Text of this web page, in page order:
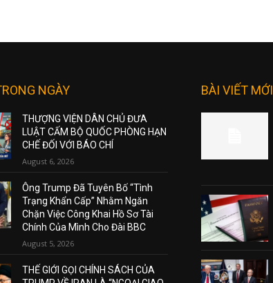
NGÀY
THƯỢNG VIỆN DÂN CHỦ ĐƯA
LUẬT CẤM BỘ QUỐC PHÒNG HẠN
CHẾ ĐỐI VỚI BÁO CHÍ
August 6, 2026
Ông Trump Đã Tuyên Bố “Tình
Trạng Khẩn Cấp” Nhằm Ngăn
Chặn Việc Công Khai Hồ Sơ Tài
Chính Của Mình Cho Đài BBC
August 5, 2026
THẾ GIỚI GỌI CHÍNH SÁCH CỦA
BÀI VIẾT